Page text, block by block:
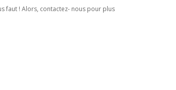
faut ! Alors, contactez- nous pour plus